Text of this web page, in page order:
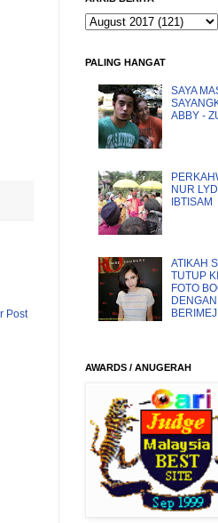
Post
PALING HANGAT
SAYA
ABBY -
NUR
IBTISAM
ATIKAH
TUTUP
FOTO
DENGAN
AWARDS / ANUGERAH